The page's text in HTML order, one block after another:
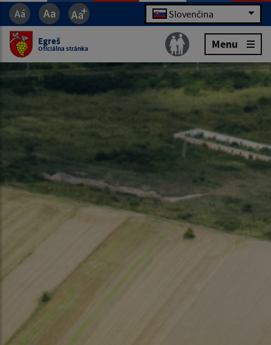
Slovenčina
Egreš
Oficiálna stránka Menu